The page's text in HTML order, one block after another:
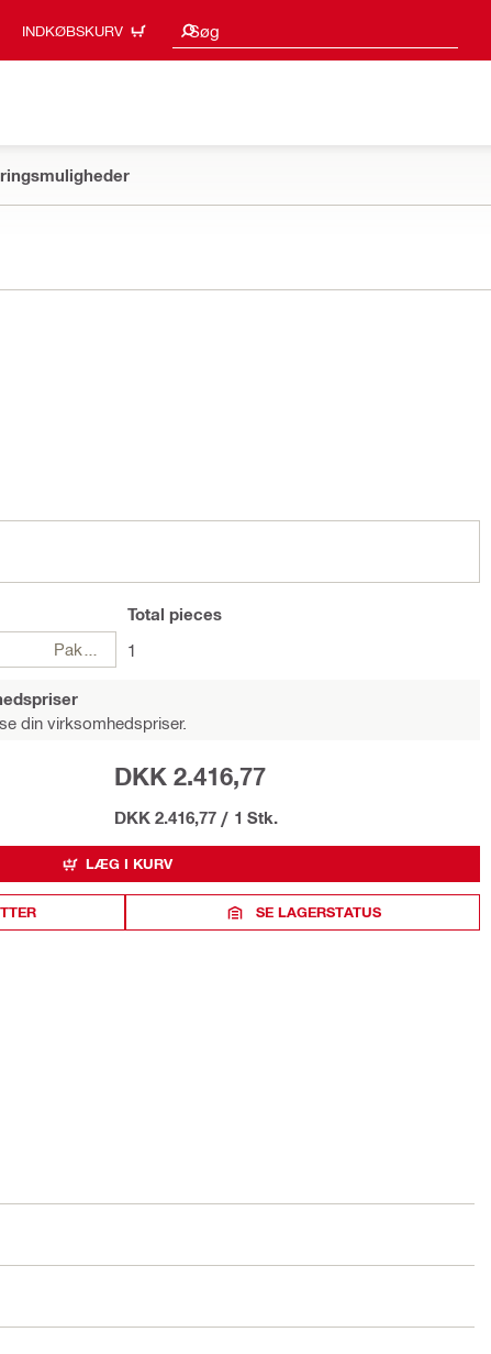
INDKØBSKURV Søg
Søgeresultater
Pakker
Total pieces
1
din virksomhedspriser.
DKK 2.416,77
DKK 2.416,77 / 1 Stk.
LÆG I KURV
SE LAGERSTATUS